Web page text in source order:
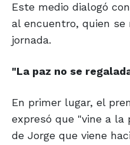
Este medio dialogó
al encuentro, quien
jornada.
"La paz no se
En primer lugar, el
expresó que "vine a la
de Jorge que viene